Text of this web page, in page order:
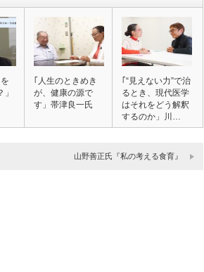
｢人生のときめき
が、健康の源で
す」帯津良一氏
｢“見えない力”で治
るとき、現代医学
はそれをどう解釈
するのか」川…
山野善正氏『私の考える食育』